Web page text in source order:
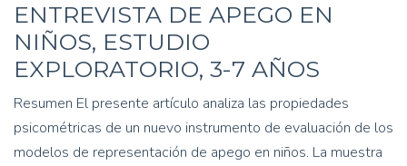
ENTREVISTA DE APEGO EN
NIÑOS, ESTUDIO
EXPLORATORIO, 3-7 AÑOS
Resumen El presente artículo analiza las propiedades
psicométricas de un nuevo instrumento de evaluación de los
modelos de representación de apego en niños. La muestra